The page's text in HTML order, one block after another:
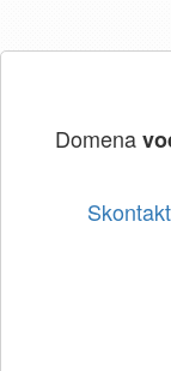
Domena